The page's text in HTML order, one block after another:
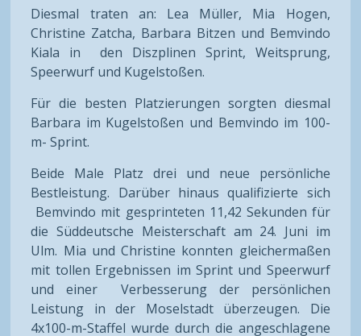
Diesmal traten an: Lea Müller, Mia Hogen,
Christine Zatcha, Barbara Bitzen und Bemvindo
Kiala in den Diszplinen Sprint, Weitsprung,
Speerwurf und Kugelstoßen.
Für die besten Platzierungen sorgten diesmal
Barbara im Kugelstoßen und Bemvindo im 100-
m- Sprint.
Beide Male Platz drei und neue persönliche
Bestleistung. Darüber hinaus qualifizierte sich
Bemvindo mit gesprinteten 11,42 Sekunden für
die Süddeutsche Meisterschaft am 24. Juni im
Ulm. Mia und Christine konnten gleichermaßen
mit tollen Ergebnissen im Sprint und Speerwurf
und einer Verbesserung der persönlichen
Leistung in der Moselstadt überzeugen. Die
4x100-m-Staffel wurde durch die angeschlagene